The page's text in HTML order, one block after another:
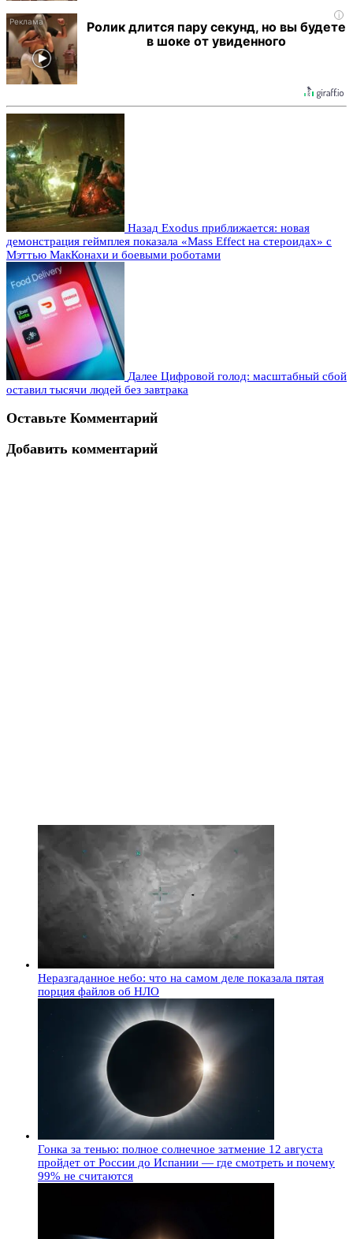
i
Ролик длится пару секунд, но вы будете
в шоке от увиденного
Назад Exodus приближается: новая
демонстрация геймплея показала «Mass Effect на стероидах» с
Мэттью МакКонахи и боевыми роботами
Далее Цифровой голод: масштабный сбой
оставил тысячи людей без завтрака
Оставьте Комментарий
Добавить комментарий
Неразгаданное небо: что на самом деле показала пятая
порция файлов об НЛО
Гонка за тенью: полное солнечное затмение 12 августа
пройдет от России до Испании — где смотреть и почему
99% не считаются